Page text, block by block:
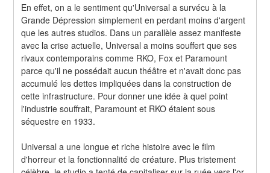
En effet, on a le sentiment qu'Universal a survécu à la
Grande Dépression simplement en perdant moins d'argent
que les autres studios. Dans un parallèle assez manifeste
avec la crise actuelle, Universal a moins souffert que ses
rivaux contemporains comme RKO, Fox et Paramount
parce qu'il ne possédait aucun théâtre et n'avait donc pas
accumulé les dettes impliquées dans la construction de
cette infrastructure. Pour donner une idée à quel point
l'industrie souffrait, Paramount et RKO étaient sous
séquestre en 1933.
Universal a une longue et riche histoire avec le film
d'horreur et la fonctionnalité de créature. Plus tristement